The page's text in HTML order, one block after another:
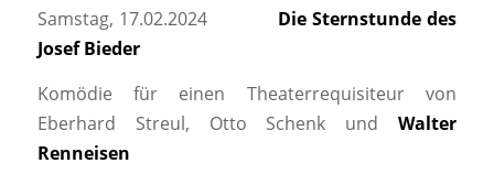
Samstag, 17.02.2024 Die Sternstunde des
Josef Bieder
Komödie für einen Theaterrequisiteur von
Eberhard Streul, Otto Schenk undWalter
Renneisen